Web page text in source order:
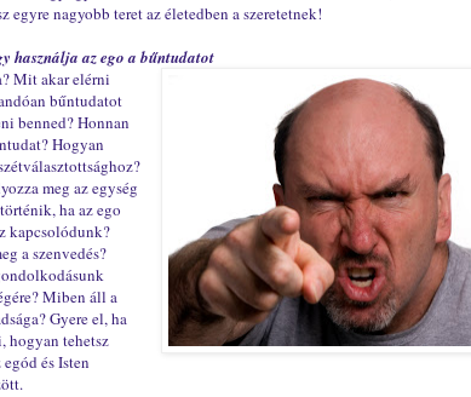
egyre nagyobb teret az életedben a szeretetnek!
használja az ego a bűntudatot
Mit akar elérni
bűntudatot
benned? Honnan
Hogyan
meg az egység
ha az ego
kapcsolódunk?
a szenvedés?
Miben áll a
Gyere el, ha
hogyan tehetsz
és Isten